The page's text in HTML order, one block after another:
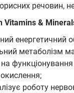
речовин,
Vitamins &
енергетичний
метаболізм
функціонування
роботу